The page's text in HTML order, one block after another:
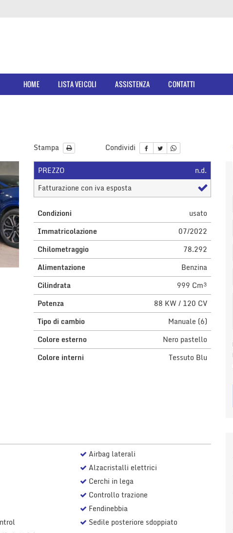
HOME LISTA VEICOLI ASSISTENZA CONTATTI
Stampa Condividi
PREZZO
n.d.
Fatturazione con iva esposta
Condizioni
usato
Immatricolazione
07/2022
Chilometraggio
78.292
Alimentazione
Benzina
Cilindrata
999 Cm³
Potenza
88 KW / 120 CV
Tipo di cambio
Manuale (6)
Colore esterno
Nero pastello
Colore interni
Tessuto Blu
Airbag laterali
Alzacristalli elettrici
Cerchi in lega
Controllo trazione
Fendinebbia
Sedile posteriore sdoppiato